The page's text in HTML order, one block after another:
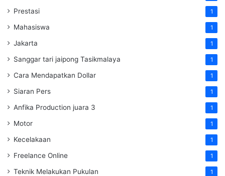
Prestasi 1
Mahasiswa 1
Jakarta 1
Sanggar tari jaipong Tasikmalaya 1
Cara Mendapatkan Dollar 1
Siaran Pers 1
Anfika Production juara 3 1
Motor 1
Kecelakaan 1
Freelance Online 1
Teknik Melakukan Pukulan 1